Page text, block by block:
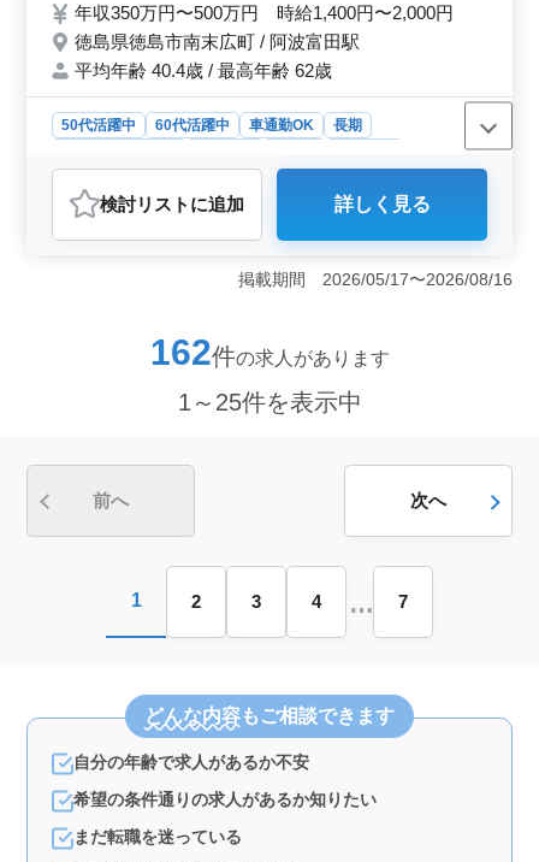
イカー通勤可能 ・資格手当あり 是非皆様の
ご応募お待ちしております！
年収350万円〜500万円 時給1,400円〜2,000円
徳島県徳島市南末広町 / 阿波富田駅
平均年齢 40.4歳 / 最高年齢 62歳
50代活躍中 60代活躍中 車通勤OK
長期
おすすめポイント
＜働きやすさ＞ 徳島市南末広町に位置する病院での看
護師を募集してます。マイカー通勤が可能で通勤時間を
有効活用できます。また残業が少なく、週3〜5日の柔軟
ートの両立がしやすい環境です。 ＜待遇＞ 社会保
険の完備や資格手当の支給など充実の福利厚生が提供さ
力的な給与水準で看護師の方々の貢献を評価していま
の受け渡し、血液検査、尿検査、入院患者の体位交換、
検討リスト に追加 詳しく見る
掲載期間 2026/05/17〜2026/08/16
162件の求人があります
1～25件を表示中
前へ 次へ
1 2 3 4 … 7
どんな内容もご相談できます
自分の年齢で求人があるか不安
希望の条件通りの求人があるか知りたい
まだ転職を迷っている